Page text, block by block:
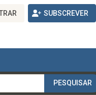
SUBSCREVER
PESQUISAR